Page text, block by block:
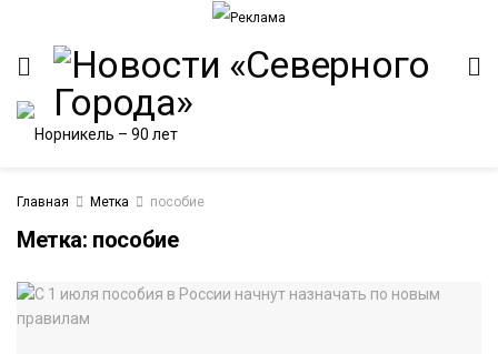
Главная Метка пособие
Метка: пособие